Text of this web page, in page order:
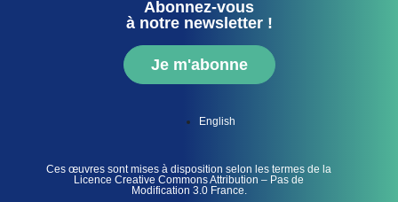
Abonnez-vous
à notre newsletter !
Je m'abonne
English
Ces œuvres sont mises à disposition selon les termes de la
Licence Creative Commons Attribution – Pas de
Modification 3.0 France.